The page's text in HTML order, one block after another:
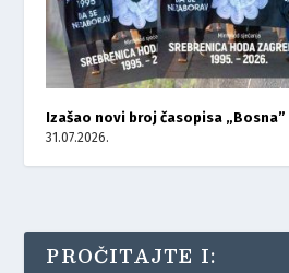
Izašao novi broj časopisa „Bosna”
31.07.2026.
PROČITAJTE I: